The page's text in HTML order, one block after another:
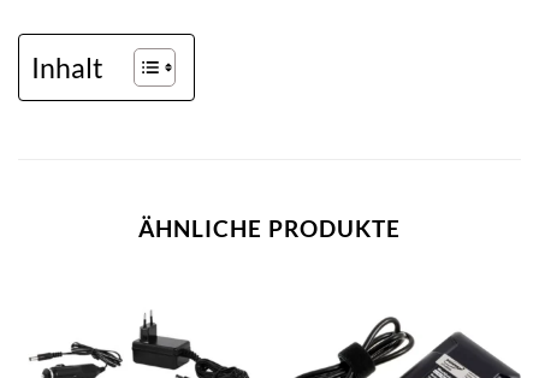
Inhalt
ÄHNLICHE PRODUKTE